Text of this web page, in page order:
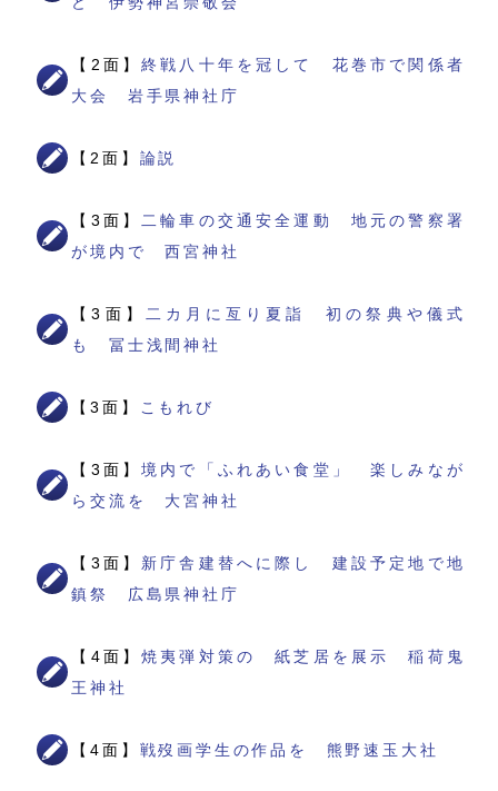
【2面】終戦八十年を冠して 花巻市で関係者
大会 岩手県神社庁
【2面】 論説
【3面】
二輪車の交通安全運動 地元の警察署
が境内で 西宮神社
【3面】
二カ月に亙り夏詣 初の祭典や儀式
も 冨士浅間神社
【3面】 こもれび
【3面】境内で「ふれあい食堂」 楽しみなが
ら交流を 大宮神社
【3面】 新庁舎建替へに際し 建設予定地で地
鎮祭 広島県神社庁
【4面】焼夷弾対策の 紙芝居を展示 稲荷鬼
王神社
【4面】 戦歿画学生の作品を 熊野速玉大社